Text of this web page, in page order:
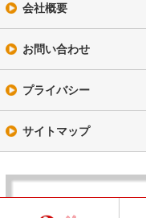
会社概要
お問い合わせ
プライバシー
サイトマップ